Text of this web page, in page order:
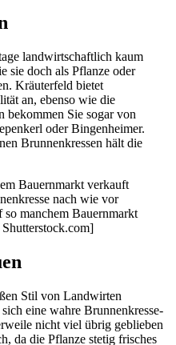
landwirtschaftlich kaum
sie doch als Pflanze oder
Kräuterfeld bietet
an, ebenso wie die
bekommen Sie sogar von
oder Bingenheimer.
Brunnenkressen hält die
nach wie vor
manchem Bauernmarkt
Stil von Landwirten
eine wahre Brunnenkresse-
nicht viel übrig geblieben
da die Pflanze stetig frisches